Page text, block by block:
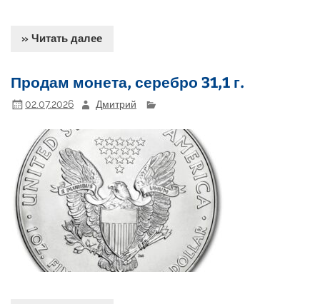
» Читать далее
Продам монета, серебро 31,1 г.
02.07.2026 Дмитрий